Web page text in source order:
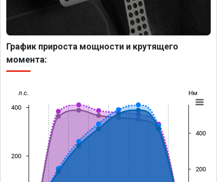
График прироста мощности и крутящего
момента:
л.с. Нм
200
400
200
400